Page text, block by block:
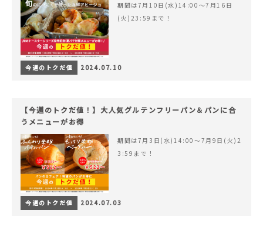
期間は7月10日(水)14:00〜7月16日
(火)23:59まで！
今週のトクだ値 2024.07.10
【今週のトクだ値！】大人気グルテンフリーパン＆パンに合
うメニューがお得
期間は7月3日(水)14:00〜7月9日(火)2
3:59まで！
今週のトクだ値 2024.07.03